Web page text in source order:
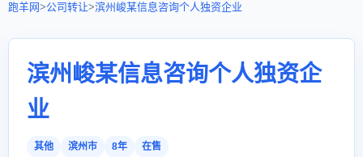
跑羊网>公司转让>滨州峻某信息咨询个人独资企业
滨州峻某信息咨询个人独资企
业
其他 滨州市 8年 在售